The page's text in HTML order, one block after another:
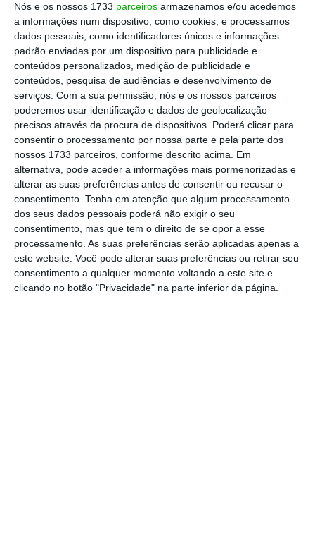
Nós e os nossos 1733 parceiros armazenamos e/ou acedemos
a informações num dispositivo, como cookies, e processamos
dados pessoais, como identificadores únicos e informações
padrão enviadas por um dispositivo para publicidade e
conteúdos personalizados, medição de publicidade e
conteúdos, pesquisa de audiências e desenvolvimento de
serviços. Com a sua permissão, nós e os nossos parceiros
poderemos usar identificação e dados de geolocalização
precisos através da procura de dispositivos. Poderá clicar para
consentir o processamento por nossa parte e pela parte dos
nossos 1733 parceiros, conforme descrito acima. Em
alternativa, pode aceder a informações mais pormenorizadas e
alterar as suas preferências antes de consentir ou recusar o
consentimento. Tenha em atenção que algum processamento
dos seus dados pessoais poderá não exigir o seu
consentimento, mas que tem o direito de se opor a esse
processamento. As suas preferências serão aplicadas apenas a
este website. Você pode alterar suas preferências ou retirar seu
consentimento a qualquer momento voltando a este site e
clicando no botão "Privacidade" na parte inferior da página.